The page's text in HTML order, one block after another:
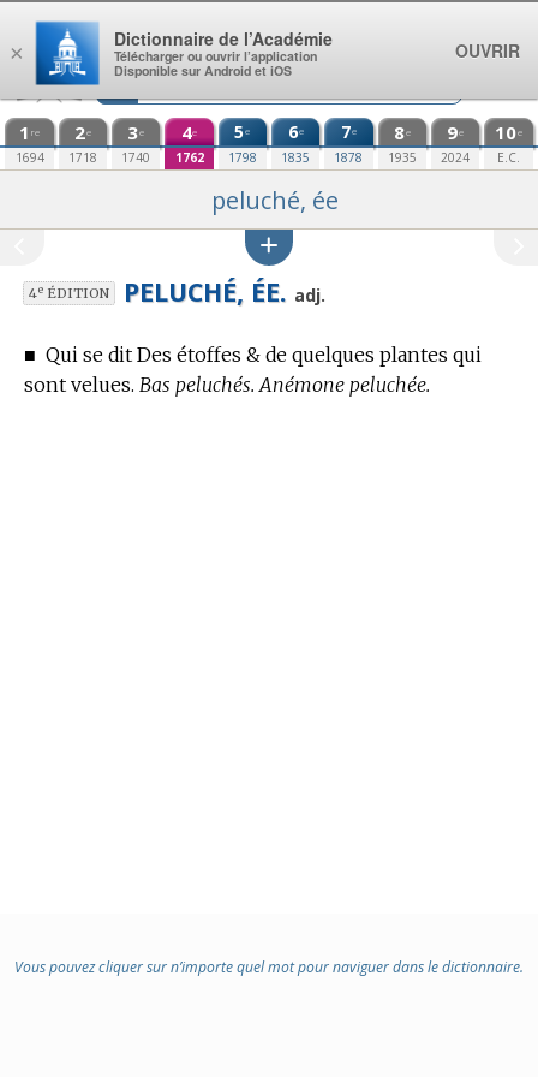
Aller au contenu
1 re
1694
2e
1718
3e
1740
4e
1762
5e
1798
6e
1835
7e
1878
8e
1935
9e
2024
10e
E.C.
peluché, ée
4eÉDITION PELUCHÉ, ÉE. adj.
■ Qui se dit Des étoffes & de quelques plantes qui
sont velues. Bas peluchés. Anémone peluchée.
Vous pouvez cliquer sur n’importe quel mot pour naviguer dans le dictionnaire.
×
Dictionnaire de l’Académie
Télécharger ou ouvrir l’application
Disponible sur Android et iOS
OUVRIR